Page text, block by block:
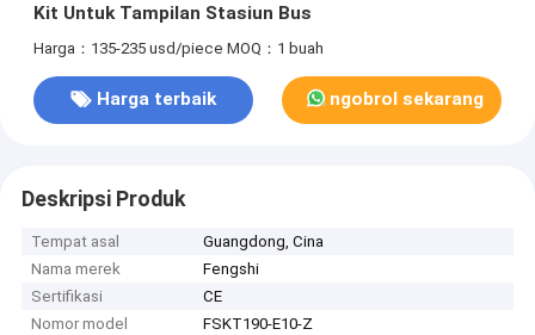
Kit Untuk Tampilan Stasiun Bus
Harga：135-235 usd/piece MOQ：1 buah
Harga terbaik ngobrol sekarang
Deskripsi Produk
Tempat asal
Guangdong, Cina
Nama merek
Fengshi
Sertifikasi
CE
Nomor model
FSKT190-E10-Z